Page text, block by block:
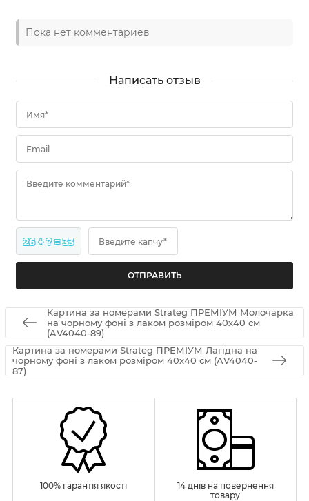
Пока нет комментариев
Написать отзыв
Имя*
Email
Введите комментарий*
26 + ? = 33 Введите капчу*
Картина за номерами Strateg ПРЕМІУМ Молочарка
на чорному фоні з лаком розміром 40х40 см
(AV4040-89)
Картина за номерами Strateg ПРЕМІУМ Лагідна на
чорному фоні з лаком розміром 40х40 см (AV4040-
87)
100% гарантія якості
14 днів на повернення
товару